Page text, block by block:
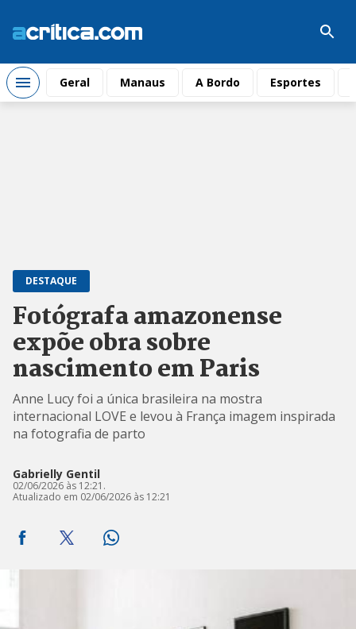
Geral Manaus A Bordo Esportes
DESTAQUE
Fotógrafa amazonense
expõe obra sobre
nascimento em Paris
Anne Lucy foi a única brasileira na mostra
internacional LOVE e levou à França imagem inspirada
na fotografia de parto
Gabrielly Gentil
02/06/2026 às 12:21.
Atualizado em 02/06/2026 às 12:21